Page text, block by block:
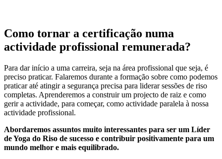
Como tornar a certificação numa
actividade profissional remunerada?
Para dar início a uma carreira, seja na área profissional que seja, é
preciso praticar. Falaremos durante a formação sobre como podemos
praticar até atingir a segurança precisa para liderar sessões de riso
completas. Aprenderemos a construir um projecto de raiz e como
gerir a actividade, para começar, como actividade paralela à nossa
actividade profissional.
Abordaremos assuntos muito interessantes para ser um Líder
de Yoga do Riso de sucesso e contribuir positivamente para um
mundo melhor e mais equilibrado.